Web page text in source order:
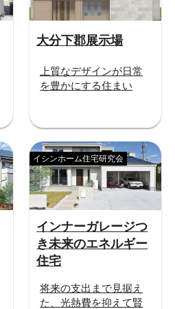
大分下郡展示場
上質なデザインが日常
を豊かにする住まい
インナーガレージつ
き未来のエネルギー
住宅
イシンホーム住宅研究会
将来の支出まで見据え
た、光熱費を抑えて賢